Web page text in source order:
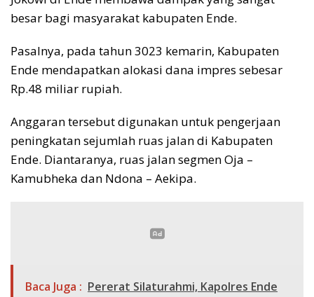
besar bagi masyarakat kabupaten Ende.
Pasalnya, pada tahun 3023 kemarin, Kabupaten
Ende mendapatkan alokasi dana impres sebesar
Rp.48 miliar rupiah.
Anggaran tersebut digunakan untuk pengerjaan
peningkatan sejumlah ruas jalan di Kabupaten
Ende. Diantaranya, ruas jalan segmen Oja –
Kamubheka dan Ndona – Aekipa.
Baca Juga : Pererat Silaturahmi, Kapolres Ende